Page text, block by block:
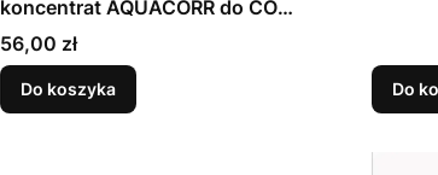
koncentrat AQUACORR do CO
PROCOLD 1L
Cena
56,00 zł
Do koszyka Do